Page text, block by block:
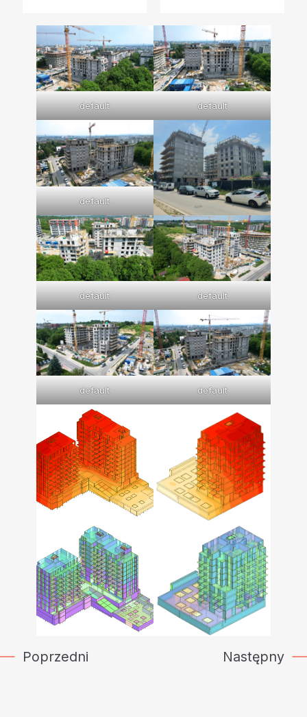
default default
default
default default
default default
Poprzedni Następny